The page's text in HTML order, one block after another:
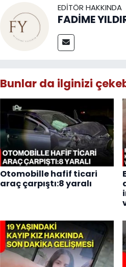
EDITÖR HAKKINDA
FADİME
Bunlar da ilginizi
Otomobille hafif ticari
araç çarpıştı:8 yaralı